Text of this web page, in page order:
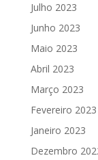
Julho 2023
Junho 2023
Maio 2023
Abril 2023
Março 2023
Fevereiro 2023
Janeiro 2023
Dezembro